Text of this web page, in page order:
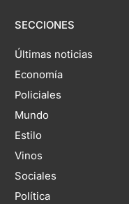
SECCIONES
Últimas noticias
Economía
Policiales
Mundo
Estilo
Vinos
Sociales
Política